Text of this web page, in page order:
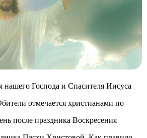
нашего Господа и Спасителя Иисуса
отмечается христианами по
после праздника Воскресения